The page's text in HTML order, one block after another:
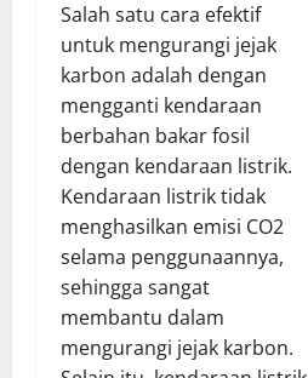
Salah satu cara efektif
untuk mengurangi jejak
karbon adalah dengan
mengganti kendaraan
berbahan bakar fosil
dengan kendaraan listrik.
Kendaraan listrik tidak
menghasilkan emisi CO2
selama penggunaannya,
sehingga sangat
membantu dalam
mengurangi jejak karbon.